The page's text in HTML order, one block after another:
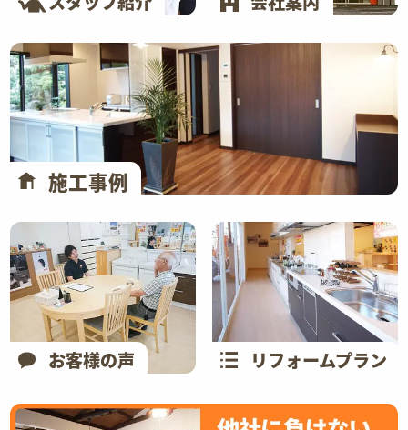
施工事例
お客様の声 リフォームプラン